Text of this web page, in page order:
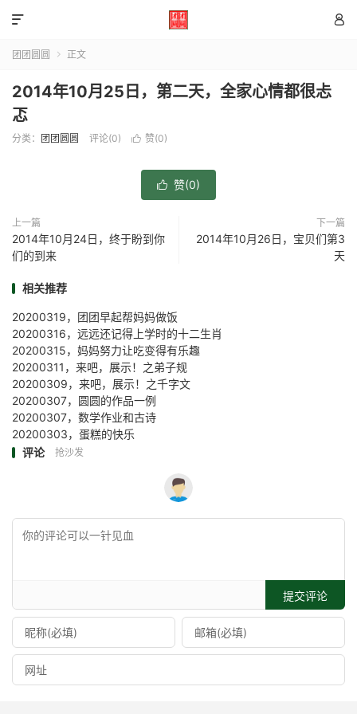


团团圆圆  正文
2014年10月25日，第二天，全家心情都很忐
忑
分类： 团团圆圆 评论(0)  赞(0)
 赞(0)
上一篇
2014年10月24日，终于盼到你
们的到来
下一篇
2014年10月26日，宝贝们第3
天
相关推荐
20200319，团团早起帮妈妈做饭
20200316，远远还记得上学时的十二生肖
20200315，妈妈努力让吃变得有乐趣
20200311，来吧，展示！之弟子规
20200309，来吧，展示！之千字文
20200307，圆圆的作品一例
20200307，数学作业和古诗
20200303，蛋糕的快乐
评论
抢沙发
提交评论